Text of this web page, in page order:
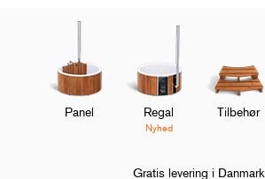
Panel Regal
Nyhed
Tilbehør
Gratis levering i Danmark